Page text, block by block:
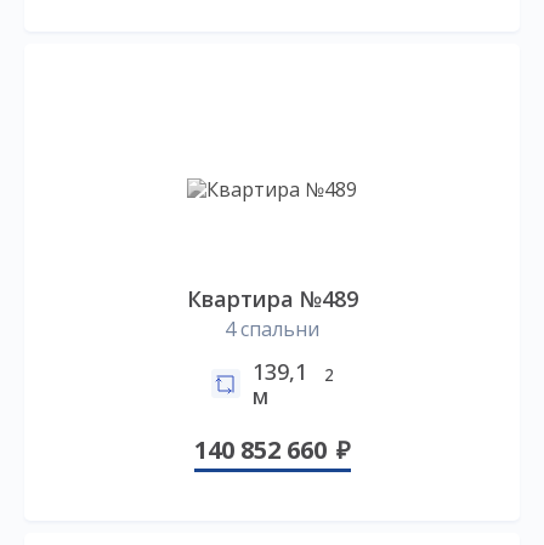
Квартира №489
4 спальни
139,1
м
2
140 852 660